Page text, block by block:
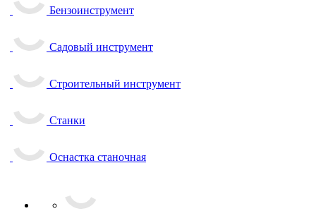
Бензоинструмент
Садовый инструмент
Строительный инструмент
Станки
Оснастка станочная